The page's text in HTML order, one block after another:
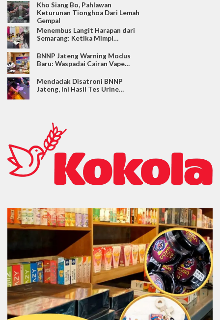
Kho Siang Bo, Pahlawan
Keturunan Tionghoa Dari Lemah
Gempal
Menembus Langit Harapan dari
Semarang: Ketika Mimpi…
BNNP Jateng Warning Modus
Baru: Waspadai Cairan Vape…
Mendadak Disatroni BNNP
Jateng, Ini Hasil Tes Urine…